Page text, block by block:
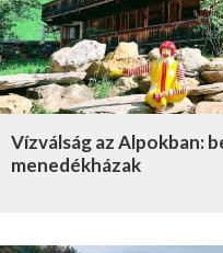
Vízválság az Alpokban:
menedékházak